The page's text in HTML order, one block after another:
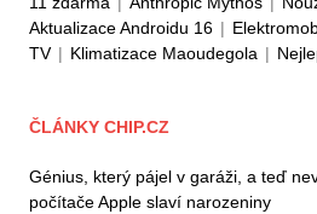
Aktualizace Androidu 16 |
TV | Klimatizace Maoudegola |
ČLÁNKY CHIP.CZ
Génius, který pájel v garáži, a teď
počítače Apple slaví narozeniny